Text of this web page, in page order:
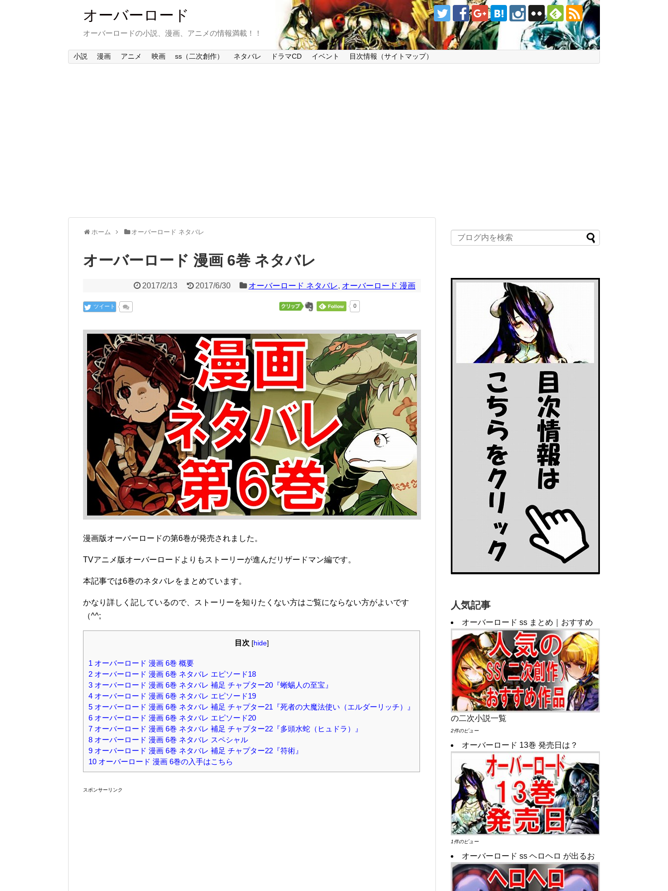
オーバーロード
オーバーロードの小説、漫画、アニメの情報満載！！
小説 漫画 アニメ 映画 ss（二次創作） ネタバレ ドラマCD イベント 目次情報（サイトマップ）
ホーム オーバーロード ネタバレ
オーバーロード 漫画 6巻 ネタバレ
2017/2/13 2017/6/30 オーバーロード ネタバレ, オーバーロード 漫画
ツイート 0
漫画版オーバーロードの第6巻が発売されました。
TVアニメ版オーバーロードよりもストーリーが進んだリザードマン編です。
本記事では6巻のネタバレをまとめています。
かなり詳しく記しているので、ストーリーを知りたくない方はご覧にならない方がよいです
（^^;
目次 [hide]
1 オーバーロード 漫画 6巻 概要
2 オーバーロード 漫画 6巻 ネタバレ エピソード18
3 オーバーロード 漫画 6巻 ネタバレ 補足 チャプター20『蜥蜴人の至宝』
4 オーバーロード 漫画 6巻 ネタバレ エピソード19
5 オーバーロード 漫画 6巻 ネタバレ 補足 チャプター21『死者の大魔法使い（エルダーリッチ）』
6 オーバーロード 漫画 6巻 ネタバレ エピソード20
7 オーバーロード 漫画 6巻 ネタバレ 補足 チャプター22『多頭水蛇（ヒュドラ）』
8 オーバーロード 漫画 6巻 ネタバレ スペシャル
9 オーバーロード 漫画 6巻 ネタバレ 補足 チャプター22『符術』
10 オーバーロード 漫画 6巻の入手はこちら
スポンサーリンク
人気記事
オーバーロード ss まとめ｜おすすめ
の二次小説一覧
2件のビュー
オーバーロード 13巻 発売日は？
1件のビュー
オーバーロード ss ヘロヘロ が出るお